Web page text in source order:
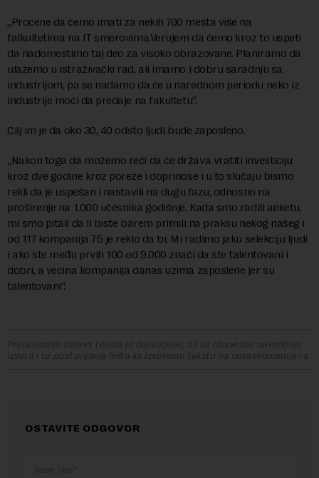
„Procene da ćemo imati za nekih 700 mesta više na
falkultetima na IT smerovima.Verujem da ćemo kroz to uspeti
da nadomestimo taj deo za visoko obrazovane. Planiramo da
ulažemo u istraživački rad, ali imamo i dobru saradnju sa
industrijom, pa se nadamo da će u narednom periodu neko iz
industrije moći da predaje na fakultetu“.
Cilj im je da oko 30, 40 odsto ljudi bude zaposleno.
„Nakon toga da možemo reći da će država vratiti investiciju
kroz dve godine kroz poreze i doprinose i u to slučaju bismo
rekli da je uspešan i nastavili na dugu fazu, odnosno na
proširenje na 1.000 učesnika godišnje. Kada smo radili anketu,
mi smo pitali da li biste barem primili na praksu nekog našeg i
od 117 kompanija 75 je reklo da bi. Mi radimo jaku selekciju ljudi
i ako ste među prvih 100 od 9.000 znači da ste talentovani i
dobri, a većina kompanija danas uzima zaposlene jer su
talentovani“.
Preuzimanje delova teksta je dozvoljeno, ali uz obavezno navođenje
izvora i uz postavljanje linka ka izvornom tekstu na novaekonomija.rs
OSTAVITE ODGOVOR